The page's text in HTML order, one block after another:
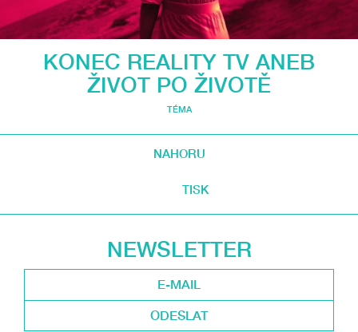
KONEC REALITY TV ANEB
ŽIVOT PO ŽIVOTĚ
TÉMA
NAHORU
TISK
NEWSLETTER
ODESLAT